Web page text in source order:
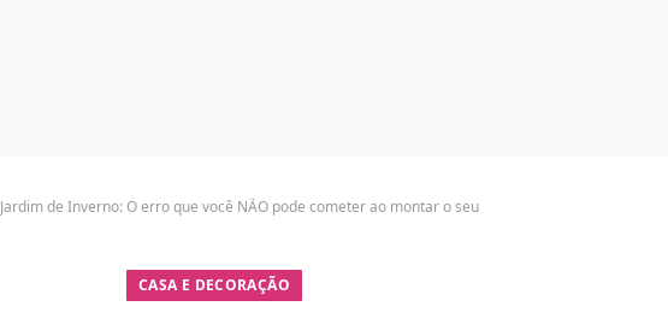
Jardim de Inverno: O erro que você NÃO pode cometer ao montar o seu
CASA E DECORAÇÃO